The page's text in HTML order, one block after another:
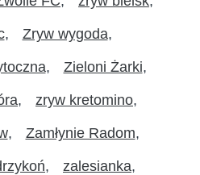
Zryw wygoda
Zieloni Żarki
zryw kretomino
Zamłynie Radom
zalesianka